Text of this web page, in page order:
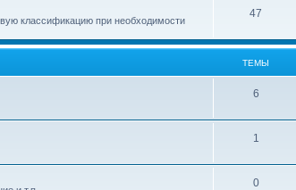
ы
классификацию при необходимости
47
м
ТЕМЫ
6Т
м
ы
1
м
0Т